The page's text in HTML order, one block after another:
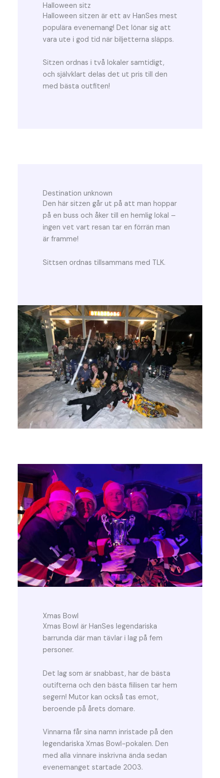
Halloween sitz
Halloween sitzen är ett av HanSes mest
populära evenemang! Det lönar sig att
vara ute i god tid när biljetterna släpps.
Sitzen ordnas i två lokaler samtidigt,
och självklart delas det ut pris till den
med bästa outfiten!
Destination unknown
Den här sitzen går ut på att man hoppar
på en buss och åker till en hemlig lokal –
ingen vet vart resan tar en förrän man
är framme!
Sittsen ordnas tillsammans med TLK.
Xmas Bowl
Xmas Bowl är HanSes legendariska
barrunda där man tävlar i lag på fem
personer.
Det lag som är snabbast, har de bästa
outifterna och den bästa fiilisen tar hem
segern! Mutor kan också tas emot,
beroende på årets domare.
Vinnarna får sina namn inristade på den
legendariska Xmas Bowl-pokalen. Den
med alla vinnare inskrivna ända sedan
evenemanget startade 2003.